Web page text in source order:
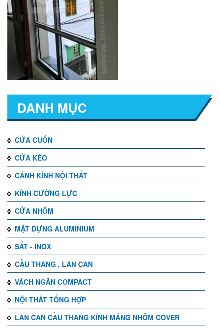
DANH MỤC
CỬA CUỐN
CỬA KÉO
CÁNH KÍNH NỘI THẤT
KÍNH CƯỜNG LỰC
CỬA NHÔM
MẶT DỰNG ALUMINIUM
SẮT - INOX
CẦU THANG , LAN CAN
VÁCH NGĂN COMPACT
NỘI THẤT TỔNG HỢP
LAN CAN CẦU THANG KÍNH MÁNG NHÔM COVER